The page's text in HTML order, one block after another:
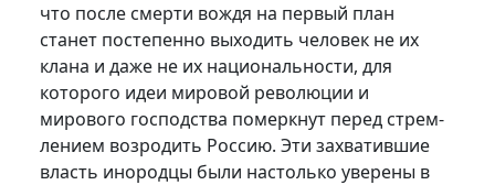
что после смерти вождя на первый план
станет постепенно выходить чело­век не их
клана и даже не их национальности, для
которого идеи мировой революции и
мирового господства померкнут перед стрем­
лением возродить Россию. Эти захватившие
власть инородцы были настолько уверены в